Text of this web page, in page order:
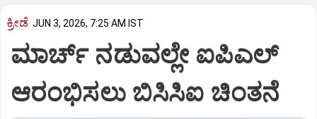
ಕ್ರೀಡೆ JUN 3, 2026, 7:25 AM IST
ಮಾರ್ಚ್‌ ನಡುವಲ್ಲೇ ಐಪಿಎಲ್‌
ಆರಂಭಿಸಲು ಬಿಸಿಸಿಐ ಚಿಂತನೆ